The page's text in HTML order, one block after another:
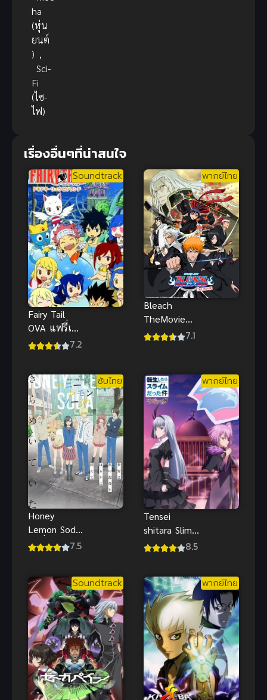
ha
(หุ่น
ยนต์
) ,
Sci-
Fi
(ไซ-
ไฟ)
เรื่องอื่นๆที่น่าสนใจ
Soundtrack
Fairy Tail
OVA แฟรี่เทล
ศึกจอมเวท7.2
พากย์ไทย
Bleach
TheMovie
บลีช เทพ
ทรงจำแห่งผู้ไร้
ตัวตน พากย์
ไทย
7.1
ซับไทย
Honey
Lemon Soda
ฮันนี่ เลมอน7.5
พากย์ไทย
Tensei
shitara Slime
Datta Ken
เกิดใหม่เป็น
สไลม์ ฝันแห่ง
โคลีอัส
8.5
Soundtrack พากย์ไทย